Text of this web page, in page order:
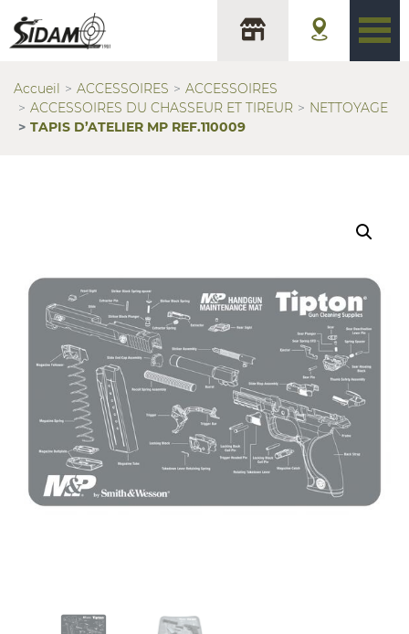
Accueil ACCESSOIRES
ACCESSOIRES
ACCESSOIRES DU CHASSEUR ET TIREUR
NETTOYAGE
TAPIS D’ATELIER MP REF.110009